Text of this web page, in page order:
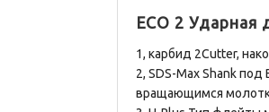
ECO 2 Ударная
1, карбид 2Cutter,
2, SDS-Max Shank
вращающимся